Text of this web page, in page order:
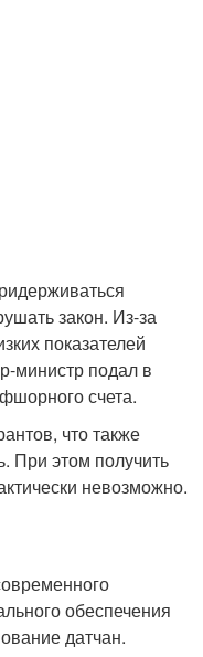
закон. Из-за
показателей
министр подал в
счета.
что также
При этом получить
невозможно.
обеспечения
датчан.